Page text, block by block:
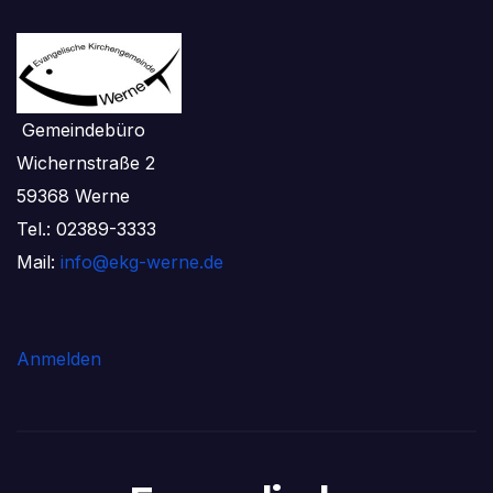
Gemeindebüro
Wichernstraße 2
59368 Werne
Tel.: 02389-3333
Mail: info@ekg-werne.de
Anmelden